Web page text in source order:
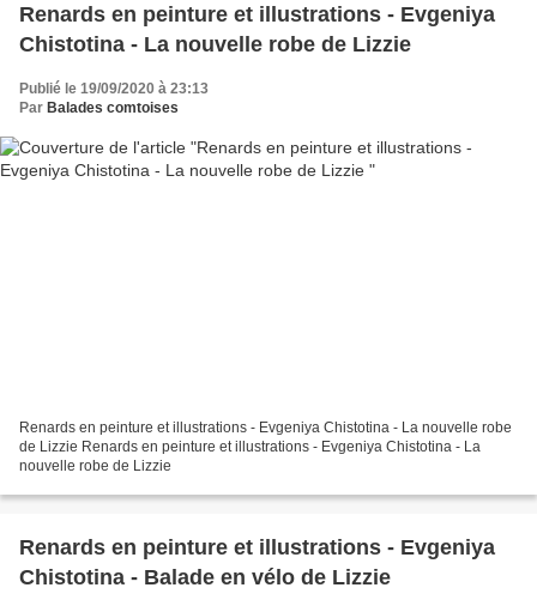
Renards en peinture et illustrations - Evgeniya
Chistotina - La nouvelle robe de Lizzie
Publié le 19/09/2020 à 23:13
Par Balades comtoises
Renards en peinture et illustrations - Evgeniya Chistotina - La nouvelle robe
de Lizzie Renards en peinture et illustrations - Evgeniya Chistotina - La
nouvelle robe de Lizzie
Renards en peinture et illustrations - Evgeniya
Chistotina - Balade en vélo de Lizzie